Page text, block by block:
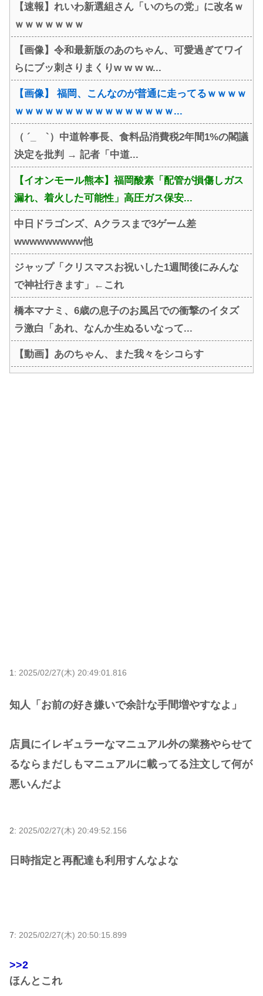
【速報】れいわ新選組さん「いのちの党」に改名ｗ
ｗｗｗｗｗｗｗ
【画像】令和最新版のあのちゃん、可愛過ぎてワイ
らにブッ刺さりまくりw w w w...
【画像】 福岡、こんなのが普通に走ってるｗｗｗｗ
ｗｗｗｗｗｗｗｗｗｗｗｗｗｗｗｗ...
（ ´_ゝ`）中道幹事長、食料品消費税2年間1%の閣議
決定を批判 → 記者「中道...
【イオンモール熊本】福岡酸素「配管が損傷しガス
漏れ、着火した可能性」高圧ガス保安...
中日ドラゴンズ、Aクラスまで3ゲーム差
wwwwwwwww他
ジャップ「クリスマスお祝いした1週間後にみんな
で神社行きます」←これ
橋本マナミ、6歳の息子のお風呂での衝撃のイタズ
ラ激白「あれ、なんか生ぬるいなって...
【動画】あのちゃん、また我々をシコらす
1: 2025/02/27(木) 20:49:01.816
知人「お前の好き嫌いで余計な手間増やすなよ」
店員にイレギュラーなマニュアル外の業務やらせて
るならまだしもマニュアルに載ってる注文して何が
悪いんだよ
2: 2025/02/27(木) 20:49:52.156
日時指定と再配達も利用すんなよな
7: 2025/02/27(木) 20:50:15.899
>>2
ほんとこれ